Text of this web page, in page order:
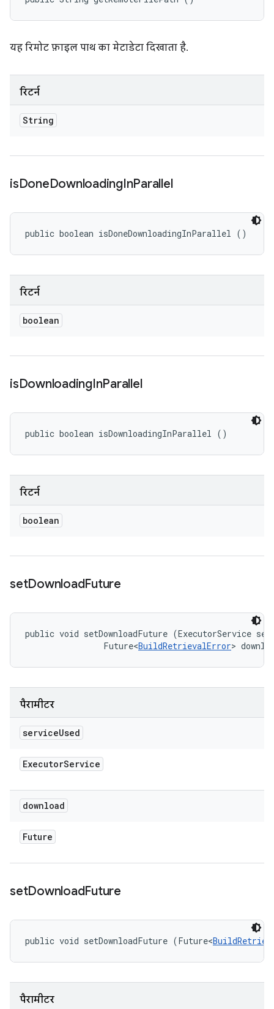
यह रिमोट फ़ाइल पाथ का मेटाडेटा दिखाता है.
रिटर्न
String
isDoneDownloadingInParallel
public boolean isDoneDownloadingInParallel ()
रिटर्न
boolean
isDownloadingInParallel
public boolean isDownloadingInParallel ()
रिटर्न
boolean
setDownloadFuture
public void setDownloadFuture (ExecutorService
                Future<
BuildRetrievalError>
पैरामीटर
serviceUsed
ExecutorService
download
Future
setDownloadFuture
public void setDownloadFuture (Future<
पैरामीटर